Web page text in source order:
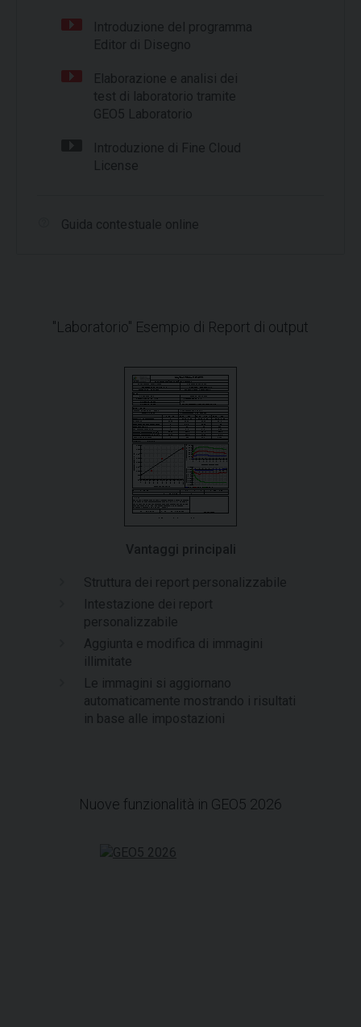
Introduzione del programma
Editor di Disegno
Elaborazione e analisi dei
test di laboratorio tramite
GEO5 Laboratorio
Introduzione di Fine Cloud
License
Guida contestuale online
"Laboratorio" Esempio di Report di output
Vantaggi principali
Struttura dei report personalizzabile
Intestazione dei report
personalizzabile
Aggiunta e modifica di immagini
illimitate
Le immagini si aggiornano
automaticamente mostrando i risultati
in base alle impostazioni
Nuove funzionalità in GEO5 2026